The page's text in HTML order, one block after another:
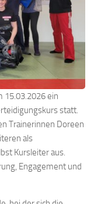
15.03.2026 ein
statt.
Trainerinnen Doreen
als
Kursleiter aus.
Engagement und